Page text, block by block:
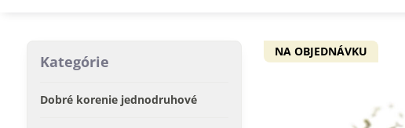
NA OBJEDNÁVKU
Kategórie
Dobré korenie jednodruhové